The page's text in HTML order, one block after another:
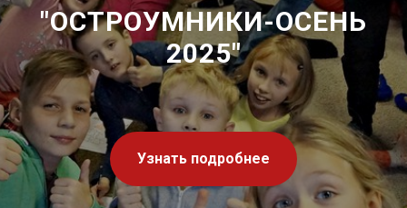
"ОСТРОУМНИКИ-ОСЕНЬ
2025"
Узнать подробнее